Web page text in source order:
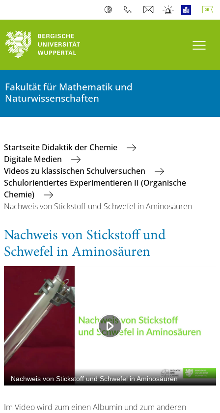
Fakultät für Mathematik und
Naturwissenschaften
Startseite Didaktik der Chemie
Digitale Medien
Videos zu klassischen Schulversuchen
Schulorientiertes Experimentieren II (Organische
Chemie)
Nachweis von Stickstoff und Schwefel in Aminosäuren
Nachweis von Stickstoff und
Schwefel in Aminosäuren
Im Video wird zum einen Albumin und zum anderen